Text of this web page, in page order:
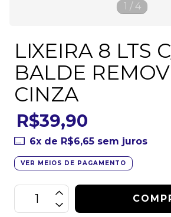
1 / 4
LIXEIRA 8 LTS
BALDE
CINZA
R$39,90
6x de R$6,65 sem juros
VER MEIOS DE PAGAMENTO